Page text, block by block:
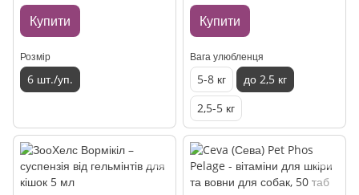
Купити
Розмір
6 шт./уп.
Купити
Вага улюбленця
5-8 кг
до 2,5 кг
2,5-5 кг